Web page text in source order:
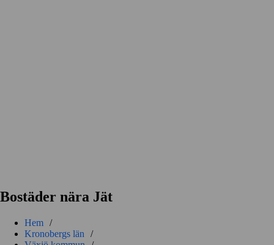
Bostäder nära Jät
Hem /
Kronobergs län
/